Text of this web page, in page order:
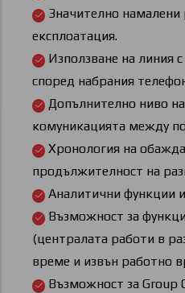
Значително намалени
експлоатация.
Използване на линия
според набрания
Допълнително ниво на
комуникацията между
Хронология на
продължителност на
Аналитични функции
Възможност за
(централата работи в
време и извън работно
Възможност за Group